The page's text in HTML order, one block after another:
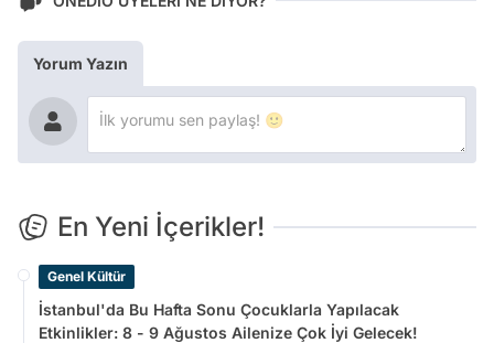
Yorum Yazın
En Yeni İçerikler!
Genel Kültür
İstanbul'da Bu Hafta Sonu Çocuklarla Yapılacak
Etkinlikler: 8 - 9 Ağustos Ailenize Çok İyi Gelecek!